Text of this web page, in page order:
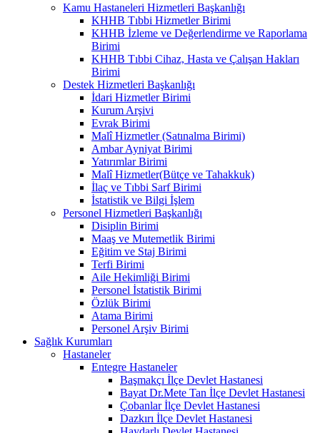
Kamu Hastaneleri Hizmetleri Başkanlığı
KHHB Tıbbi Hizmetler Birimi
KHHB İzleme ve Değerlendirme ve Raporlama
Birimi
KHHB Tıbbi Cihaz, Hasta ve Çalışan Hakları
Birimi
Destek Hizmetleri Başkanlığı
İdari Hizmetler Birimi
Kurum Arşivi
Evrak Birimi
Malî Hizmetler (Satınalma Birimi)
Ambar Ayniyat Birimi
Yatırımlar Birimi
Malî Hizmetler(Bütçe ve Tahakkuk)
İlaç ve Tıbbi Sarf Birimi
İstatistik ve Bilgi İşlem
Personel Hizmetleri Başkanlığı
Disiplin Birimi
Maaş ve Mutemetlik Birimi
Eğitim ve Staj Birimi
Terfi Birimi
Aile Hekimliği Birimi
Personel İstatistik Birimi
Özlük Birimi
Atama Birimi
Personel Arşiv Birimi
Sağlık Kurumları
Hastaneler
Entegre Hastaneler
Başmakçı İlçe Devlet Hastanesi
Bayat Dr.Mete Tan İlçe Devlet Hastanesi
Çobanlar İlçe Devlet Hastanesi
Dazkırı İlçe Devlet Hastanesi